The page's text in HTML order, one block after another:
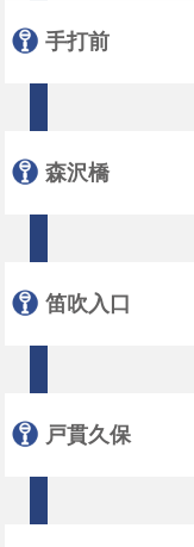
手打前
森沢橋
笛吹入口
戸貫久保